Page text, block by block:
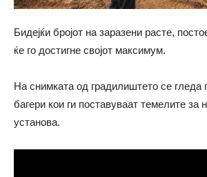
Бидејќи бројот на заразени расте,
ќе го достигне својот максимум.
На снимката од градилиштето се гледа
багери кои ги поставуваат темелите за
установа.